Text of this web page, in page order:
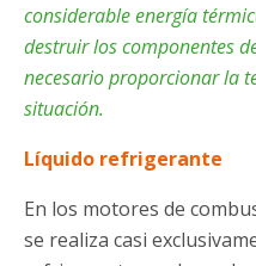
considerable energía
destruir los componentes
necesario proporcionar la
situación.
Líquido refrigerante
En los motores de
se realiza casi